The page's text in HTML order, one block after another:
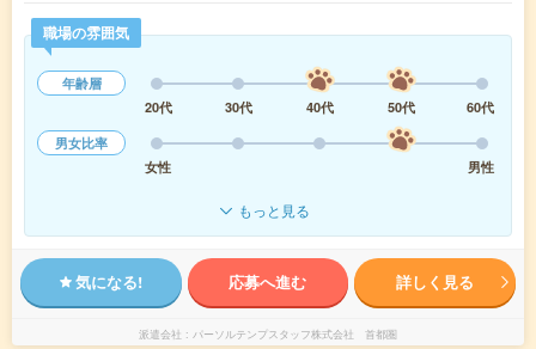
職場の雰囲気
年齢層
20代
30代 40代 50代
60代
男女比率
女性
男性
もっと見る
気になる! 応募へ進む 詳しく見る
派遣会社 パーソルテンプスタッフ株式会社 首都圏